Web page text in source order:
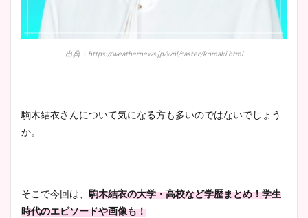
出典：https://weathernews.jp/wnl/caster/komaki.html
駒木結衣さんについて気になる方も多いのではないでしょう
か。
そこで今回は、 駒木結衣の大学・高校など学歴まとめ！学生
時代のエピソードや画像も！